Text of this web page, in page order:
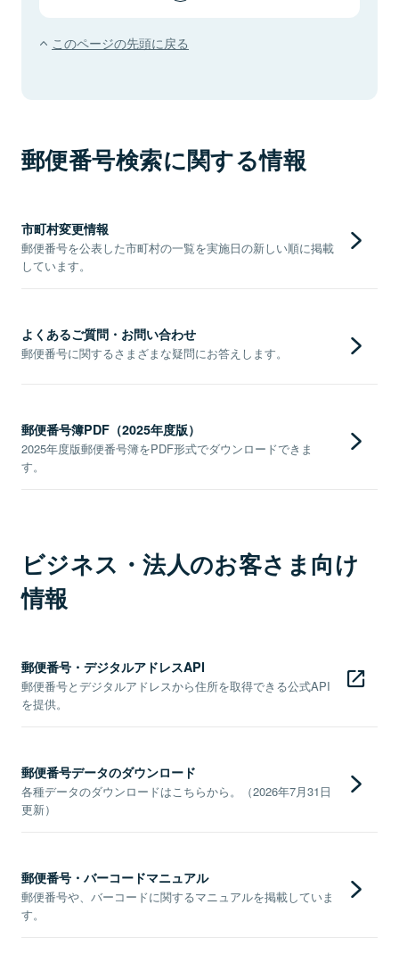
このページの先頭に戻る
郵便番号検索に関する情報
市町村変更情報
郵便番号を公表した市町村の一覧を実施日の新しい順に掲載
しています。
よくあるご質問・お問い合わせ
郵便番号に関するさまざまな疑問にお答えします。
郵便番号簿PDF（2025年度版）
2025年度版郵便番号簿をPDF形式でダウンロードできま
す。
ビジネス・法人のお客さま向け
情報
郵便番号・デジタルアドレスAPI
郵便番号とデジタルアドレスから住所を取得できる公式API
を提供。
郵便番号データのダウンロード
各種データのダウンロードはこちらから。（2026年7月31日
更新）
郵便番号・バーコードマニュアル
郵便番号や、バーコードに関するマニュアルを掲載していま
す。